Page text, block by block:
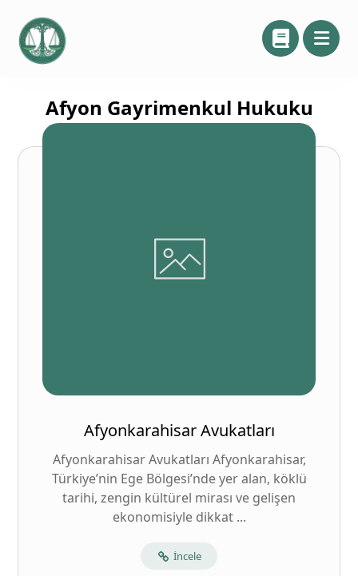
Afyon Gayrimenkul Hukuku
Afyonkarahisar Avukatları
Afyonkarahisar Avukatları Afyonkarahisar,
Türkiye’nin Ege Bölgesi’nde yer alan, köklü
tarihi, zengin kültürel mirası ve gelişen
ekonomisiyle dikkat ...
İncele